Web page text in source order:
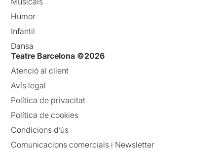
Humor
Infantil
Dansa
Teatre Barcelona ©2026
Atenció al client
Avís legal
Política de privacitat
Política de cookies
Condicions d’ús
Comunicacions comercials i Newsletter